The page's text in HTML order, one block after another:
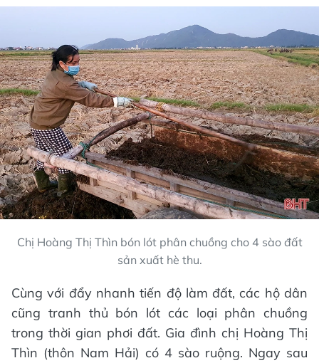
Chị Hoàng Thị Thìn bón lót phân chuồng cho 4 sào đất
sản xuất hè thu.
Cùng với đẩy nhanh tiến độ làm đất, các hộ dân
cũng tranh thủ bón lót các loại phân chuồng
trong thời gian phơi đất. Gia đình chị Hoàng Thị
Thìn (thôn Nam Hải) có 4 sào ruộng. Ngay sau